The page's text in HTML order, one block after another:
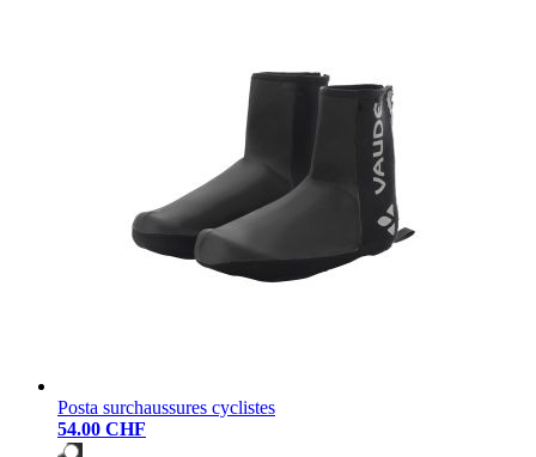
Posta surchaussures cyclistes
54.00 CHF